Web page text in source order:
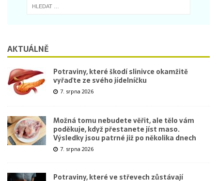
AKTUÁLNĚ
Potraviny, které škodí slinivce okamžitě
vyřaďte ze svého jídelníčku
7. srpna 2026
Možná tomu nebudete věřit, ale tělo vám
poděkuje, když přestanete jíst maso.
Výsledky jsou patrné již po několika dnech
7. srpna 2026
Potraviny, které ve střevech zůstávají